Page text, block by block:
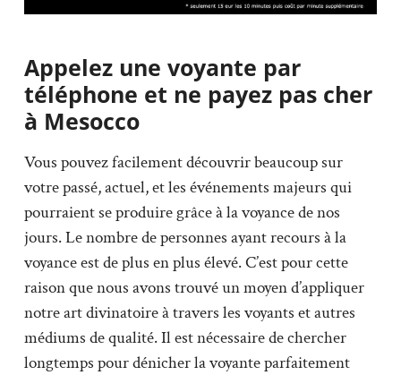
Appelez une voyante par
téléphone et ne payez pas cher
à Mesocco
Vous pouvez facilement découvrir beaucoup sur
votre passé, actuel, et les événements majeurs qui
pourraient se produire grâce à la voyance de nos
jours. Le nombre de personnes ayant recours à la
voyance est de plus en plus élevé. C’est pour cette
raison que nous avons trouvé un moyen d’appliquer
notre art divinatoire à travers les voyants et autres
médiums de qualité. Il est nécessaire de chercher
longtemps pour dénicher la voyante parfaitement